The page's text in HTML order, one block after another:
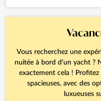
Vous recherchez une
nuitée à bord d'un yacht ?
exactement cela !
spacieuses, avec des
luxueuses